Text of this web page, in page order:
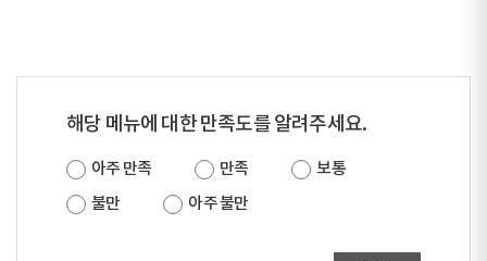
해당 메뉴에 대한 만족도를 알려주세요.
아주 만족 만족
보통
불만
아주 불만